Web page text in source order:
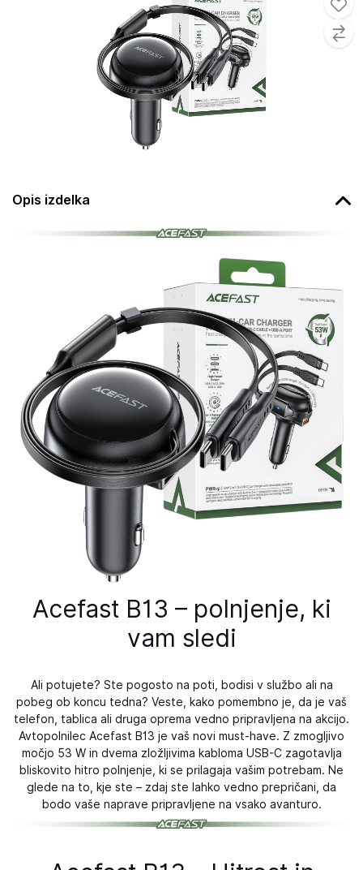
Opis izdelka
Acefast B13 – polnjenje, ki
vam sledi
Ali potujete? Ste pogosto na poti, bodisi v službo ali na
pobeg ob koncu tedna? Veste, kako pomembno je, da je vaš
telefon, tablica ali druga oprema vedno pripravljena na akcijo.
Avtopolnilec Acefast B13 je vaš novi must-have. Z zmogljivo
močjo 53 W in dvema zložljivima kabloma USB-C zagotavlja
bliskovito hitro polnjenje, ki se prilagaja vašim potrebam. Ne
glede na to, kje ste – zdaj ste lahko vedno prepričani, da
bodo vaše naprave pripravljene na vsako avanturo.